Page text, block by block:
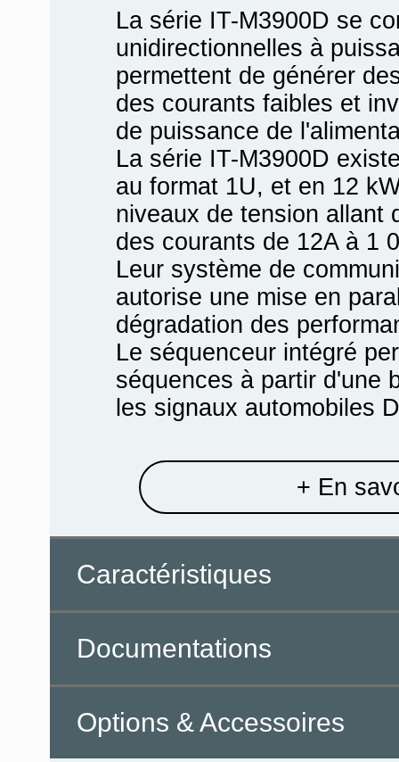
La série IT-M3900D se
unidirectionnelles à
permettent de générer
des courants faibles et
de puissance de
La série IT-M3900D
au format 1U, et en 12
niveaux de tension allant
des courants de 12A à 1
Leur système de
autorise une mise en
dégradation des
Le séquenceur intégré
séquences à partir d'une
les signaux automobiles
+ En
Caractéristiques
Documentations
Options & Accessoires